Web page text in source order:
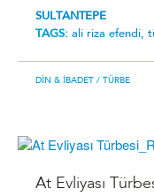
SULTANTEPE
TAGS: ali riza efendi,
DIN & İBADET / TÜRBE
At Evliyası